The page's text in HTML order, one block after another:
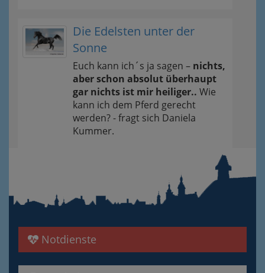
Die Edelsten unter der
Sonne
Euch kann ich´s ja sagen – nichts,
aber schon absolut überhaupt
gar nichts ist mir heiliger.. Wie
kann ich dem Pferd gerecht
werden? - fragt sich Daniela
Kummer.
Notdienste